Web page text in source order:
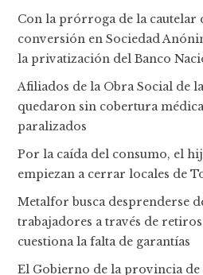
Con la prórroga de la cautelar
conversión en Sociedad
la privatización del Banco
Afiliados de la Obra Social de
quedaron sin cobertura
paralizados
Por la caída del consumo, el
empiezan a cerrar locales de
Metalfor busca desprenderse
trabajadores a través de
cuestiona la falta de garantías
El Gobierno de la provincia de